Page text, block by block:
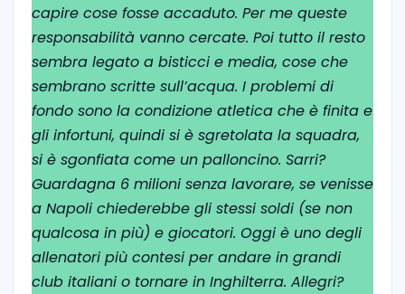
capire cose fosse accaduto. Per me queste
responsabilità vanno cercate. Poi tutto il resto
sembra legato a bisticci e media, cose che
sembrano scritte sull’acqua. I problemi di
fondo sono la condizione atletica che è finita e
gli infortuni, quindi si è sgretolata la squadra,
si è sgonfiata come un palloncino. Sarri?
Guardagna 6 milioni senza lavorare, se venisse
a Napoli chiederebbe gli stessi soldi (se non
qualcosa in più) e giocatori. Oggi è uno degli
allenatori più contesi per andare in grandi
club italiani o tornare in Inghilterra. Allegri?